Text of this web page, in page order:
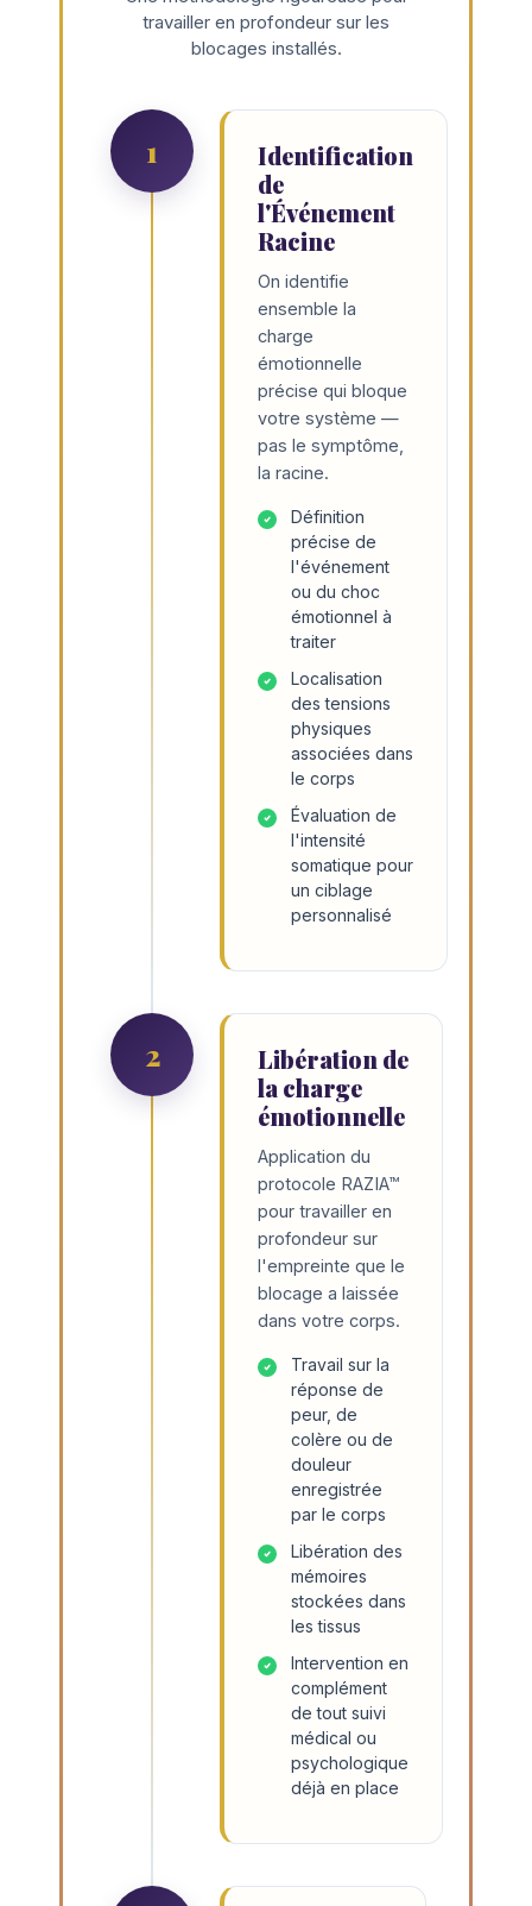
travailler en profondeur sur les
blocages installés.
1
Identification
de
l'Événement
Racine
On identifie
ensemble la
charge
émotionnelle
précise qui bloque
votre système —
pas le symptôme,
la racine.
Définition
précise de
l'événement
ou du choc
émotionnel à
traiter
Localisation
des tensions
physiques
associées dans
le corps
Évaluation de
l'intensité
somatique pour
un ciblage
personnalisé
2
Libération de
la charge
émotionnelle
Application du
protocole RAZIA™
pour travailler en
profondeur sur
l'empreinte que le
blocage a laissée
dans votre corps.
Travail sur la
réponse de
peur, de
colère ou de
douleur
enregistrée
par le corps
Libération des
mémoires
stockées dans
les tissus
Intervention en
complément
de tout suivi
médical ou
psychologique
déjà en place